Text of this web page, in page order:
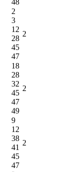
2
3
12
28
45
47
2
18
28
32
45
47
49
2
9
12
38
41
45
47
2